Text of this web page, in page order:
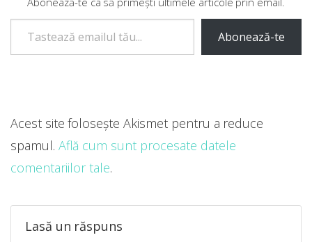
Tastează emailul tău...
Abonează-te
Lasă un răspuns
Acest site folosește Akismet pentru a reduce
spamul. Află cum sunt procesate datele
comentariilor tale.